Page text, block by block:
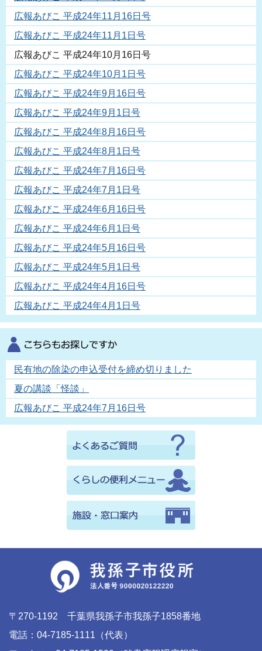
広報あびこ 平成24年11月16日号
広報あびこ 平成24年11月1日号
広報あびこ 平成24年10月16日号
広報あびこ 平成24年10月1日号
広報あびこ 平成24年9月16日号
広報あびこ 平成24年9月1日号
広報あびこ 平成24年8月16日号
広報あびこ 平成24年8月1日号
広報あびこ 平成24年7月16日号
広報あびこ 平成24年7月1日号
広報あびこ 平成24年6月16日号
広報あびこ 平成24年6月1日号
広報あびこ 平成24年5月16日号
広報あびこ 平成24年5月1日号
広報あびこ 平成24年4月16日号
広報あびこ 平成24年4月1日号
民有地の除染の申込受付を締め切りました
夏の講談「怪談」
広報あびこ 平成24年7月16日号
〒270-1192 千葉県我孫子市我孫子1858番地
電話：04-7185-1111（代表）